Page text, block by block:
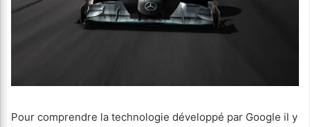
Pour comprendre la technologie développé par Google il y